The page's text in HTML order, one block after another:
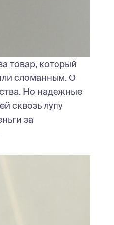
товар, который
сломанным. О
Но надежные
сквозь лупу
за